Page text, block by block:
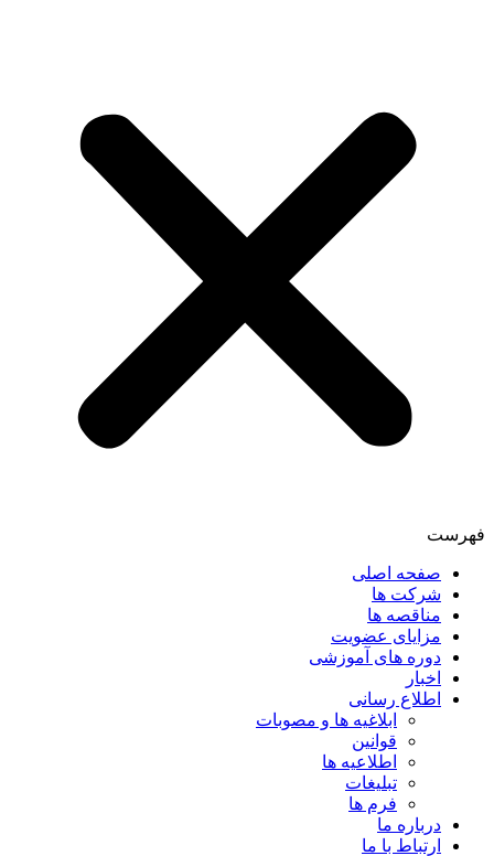
فهرست
صفحه اصلی
شرکت ها
مناقصه ها
مزایای عضویت
دوره های آموزشی
اخبار
اطلاع رسانی
ابلاغیه ها و مصوبات
قوانین
اطلاعیه ها
تبلیغات
فرم ها
درباره ما
ارتباط با ما